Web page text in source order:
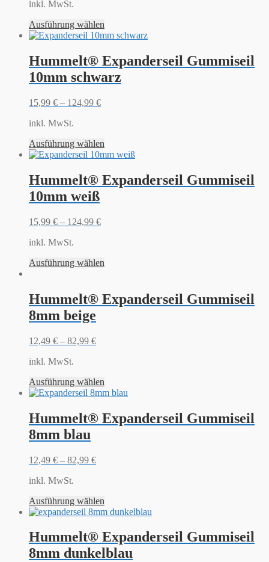
inkl. MwSt.
Ausführung wählen
Hummelt® Expanderseil Gummiseil
10mm schwarz
15,99 € – 124,99 €
inkl. MwSt.
Ausführung wählen
Hummelt® Expanderseil Gummiseil
10mm weiß
15,99 € – 124,99 €
inkl. MwSt.
Ausführung wählen
Hummelt® Expanderseil Gummiseil
8mm beige
12,49 € – 82,99 €
inkl. MwSt.
Ausführung wählen
Hummelt® Expanderseil Gummiseil
8mm blau
12,49 € – 82,99 €
inkl. MwSt.
Ausführung wählen
Hummelt® Expanderseil Gummiseil
8mm dunkelblau